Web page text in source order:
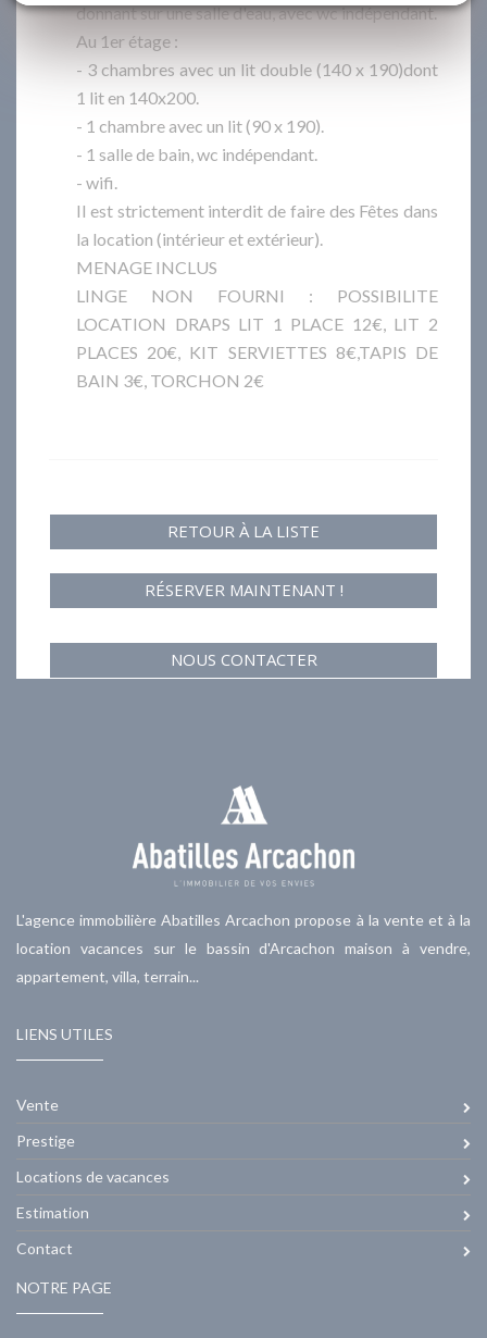
donnant sur une salle d'eau, avec wc indépendant.
Au 1er étage :
- 3 chambres avec un lit double (140 x 190)dont
1 lit en 140x200.
- 1 chambre avec un lit (90 x 190).
- 1 salle de bain, wc indépendant.
- wifi.
Il est strictement interdit de faire des Fêtes dans
la location (intérieur et extérieur).
MENAGE INCLUS
LINGE NON FOURNI : POSSIBILITE
LOCATION DRAPS LIT 1 PLACE 12€, LIT 2
PLACES 20€, KIT SERVIETTES 8€,TAPIS DE
BAIN 3€, TORCHON 2€
RETOUR À LA LISTE
RÉSERVER MAINTENANT !
NOUS CONTACTER
L'agence immobilière Abatilles Arcachon propose à la vente et à la
location vacances sur le bassin d'Arcachon maison à vendre,
appartement, villa, terrain...
LIENS UTILES
Vente
Prestige
Locations de vacances
Estimation
Contact
NOTRE PAGE